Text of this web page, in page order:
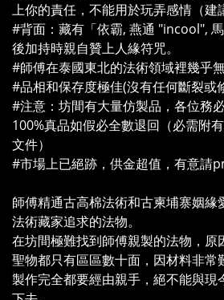
上你的責任，不能用於玩弄感情（建
#背面：藏有「依霸, 燕通 "incool",
後加持時親自贊上人緣符咒。
#師傅在泰國東北的法術領域裡幾乎
#品相和保存度極佳(沒有任何斷裂或
#注意：坊間有大量仿製品，各位務
100%真品如假必全數退回（必需附
文件）
#市場上已絕跡，供金超值，有意請
師傅精通古高棉法術和古柬埔寨姻緣
法術藏家追求的法物。
在坊間極難找到師傅親製的法物，原
聖物都只有區區數十面，因材料非常
製作完全都要經由親手，絕不能與現